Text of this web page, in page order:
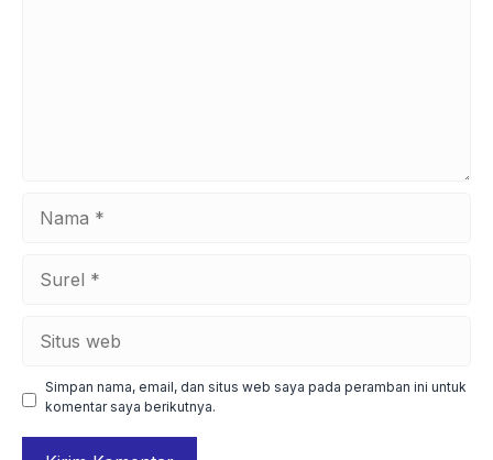
web
Simpan nama, email, dan situs web saya pada peramban ini untuk
komentar saya berikutnya.